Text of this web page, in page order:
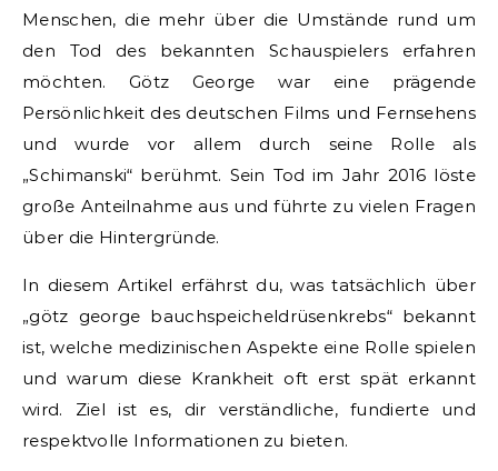
Menschen, die mehr über die Umstände rund um
den Tod des bekannten Schauspielers erfahren
möchten. Götz George war eine prägende
Persönlichkeit des deutschen Films und Fernsehens
und wurde vor allem durch seine Rolle als
„Schimanski“ berühmt. Sein Tod im Jahr 2016 löste
große Anteilnahme aus und führte zu vielen Fragen
über die Hintergründe.
In diesem Artikel erfährst du, was tatsächlich über
„götz george bauchspeicheldrüsenkrebs“ bekannt
ist, welche medizinischen Aspekte eine Rolle spielen
und warum diese Krankheit oft erst spät erkannt
wird. Ziel ist es, dir verständliche, fundierte und
respektvolle Informationen zu bieten.